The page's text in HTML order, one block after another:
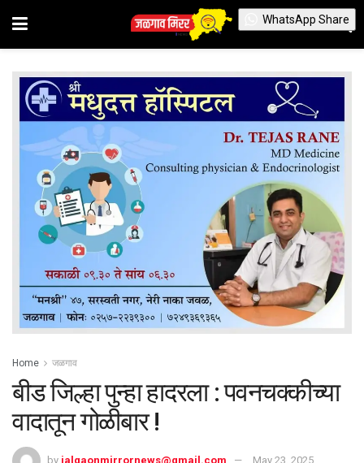
Home जळगाव
बीड जिल्हा पुन्हा हादरला : पवनचक्कीच्या
वादातून गोळीबार !
by jalgaonmirrornews@gmail.com May 23, 2025
WhatsApp Share